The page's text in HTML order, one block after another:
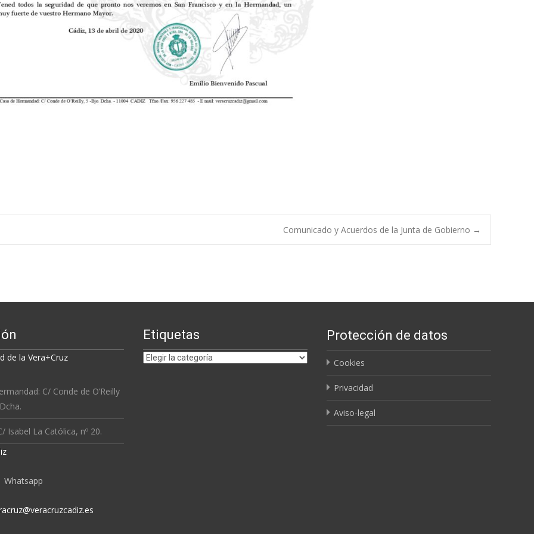
Comunicado y Acuerdos de la Junta de Gobierno →
de la Vera+Cruz
C/ Conde de O’Reilly
Isabel La Católica, nº 20.
Whatsapp
Etiquetas
Etiquetas
Protección de datos
Cookies
Privacidad
Aviso-legal